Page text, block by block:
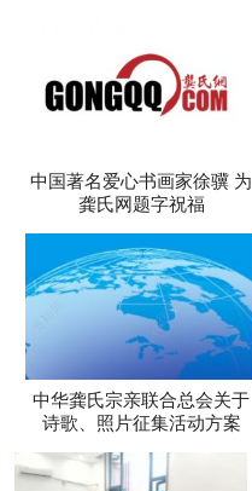
中国著名爱心书画家徐骥 为
龚氏网题字祝福
中华龚氏宗亲联合总会关于
诗歌、照片征集活动方案